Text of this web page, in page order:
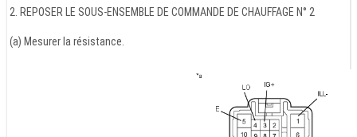
2. REPOSER LE SOUS-ENSEMBLE DE COMMANDE DE CHAUFFAGE N° 2
(a) Mesurer la résistance.